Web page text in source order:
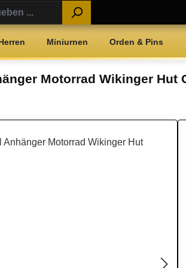
Miniurnen Orden & Pins
Motorrad Wikinger Hut